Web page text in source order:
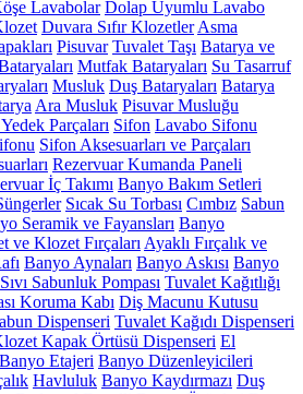
Lavabolar Dolap Uyumlu Lavabo
Duvara Sıfır Klozetler Asma
Pisuvar Tuvalet Taşı Batarya ve
Mutfak Bataryaları Su Tasarruf
Musluk Duş Bataryaları Batarya
Ara Musluk Pisuvar Musluğu
Parçaları Sifon Lavabo Sifonu
Sifon Aksesuarları ve Parçaları
Rezervuar Kumanda Paneli
İç Takımı Banyo Bakım Setleri
Sıcak Su Torbası Cımbız Sabun
Seramik ve Fayansları Banyo
ve Klozet Fırçaları Ayaklı Fırçalık ve
Banyo Aynaları Banyo Askısı Banyo
Sıvı Sabunluk Pompası Tuvalet Kağıtlığı
Koruma Kabı Diş Macunu Kutusu
Dispenseri Tuvalet Kağıdı Dispenseri
Kapak Örtüsü Dispenseri El
Banyo Etajeri Banyo Düzenleyicileri
Havluluk Banyo Kaydırmazı Duş